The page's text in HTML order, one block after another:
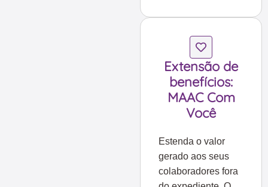
Extensão de
benefícios:
MAAC Com
Você
Estenda o valor
gerado aos seus
colaboradores fora